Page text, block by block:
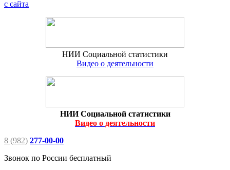
с сайта
НИИ Социальной статистики
Видео о деятельности
НИИ Социальной статистики
Видео о деятельности
8 (982) 277-00-00
Звонок по России бесплатный